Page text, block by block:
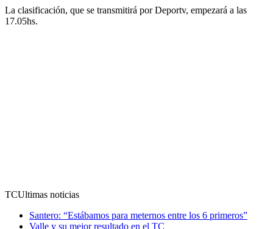
La clasificación, que se transmitirá por Deportv, empezará a las
17.05hs.
TCUltimas noticias
Santero: “Estábamos para meternos entre los 6 primeros”
Valle y su mejor resultado en el TC